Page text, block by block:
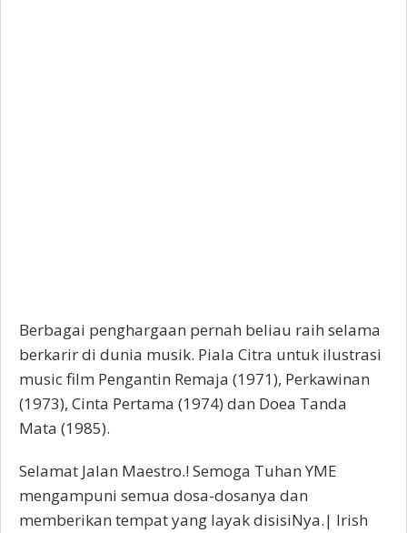
Berbagai penghargaan pernah beliau raih selama
berkarir di dunia musik. Piala Citra untuk ilustrasi
music film Pengantin Remaja (1971), Perkawinan
(1973), Cinta Pertama (1974) dan Doea Tanda
Mata (1985).
Selamat Jalan Maestro.! Semoga Tuhan YME
mengampuni semua dosa-dosanya dan
memberikan tempat yang layak disisiNya.| Irish